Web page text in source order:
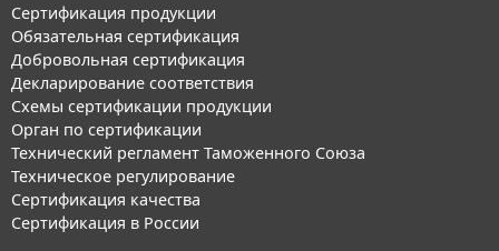
Сертификация продукции
Обязательная сертификация
Добровольная сертификация
Декларирование соответствия
Схемы сертификации продукции
Орган по сертификации
Технический регламент Таможенного Союза
Техническое регулирование
Сертификация качества
Сертификация в России